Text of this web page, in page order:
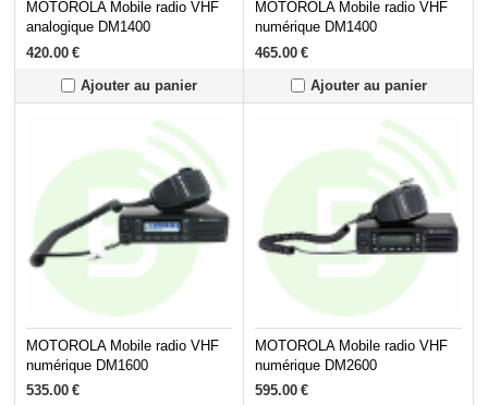
MOTOROLA Mobile radio VHF
analogique DM1400
420.00 €
Ajouter au panier
MOTOROLA Mobile radio VHF
numérique DM1400
465.00 €
Ajouter au panier
MOTOROLA Mobile radio VHF
numérique DM1600
535.00 €
MOTOROLA Mobile radio VHF
numérique DM2600
595.00 €